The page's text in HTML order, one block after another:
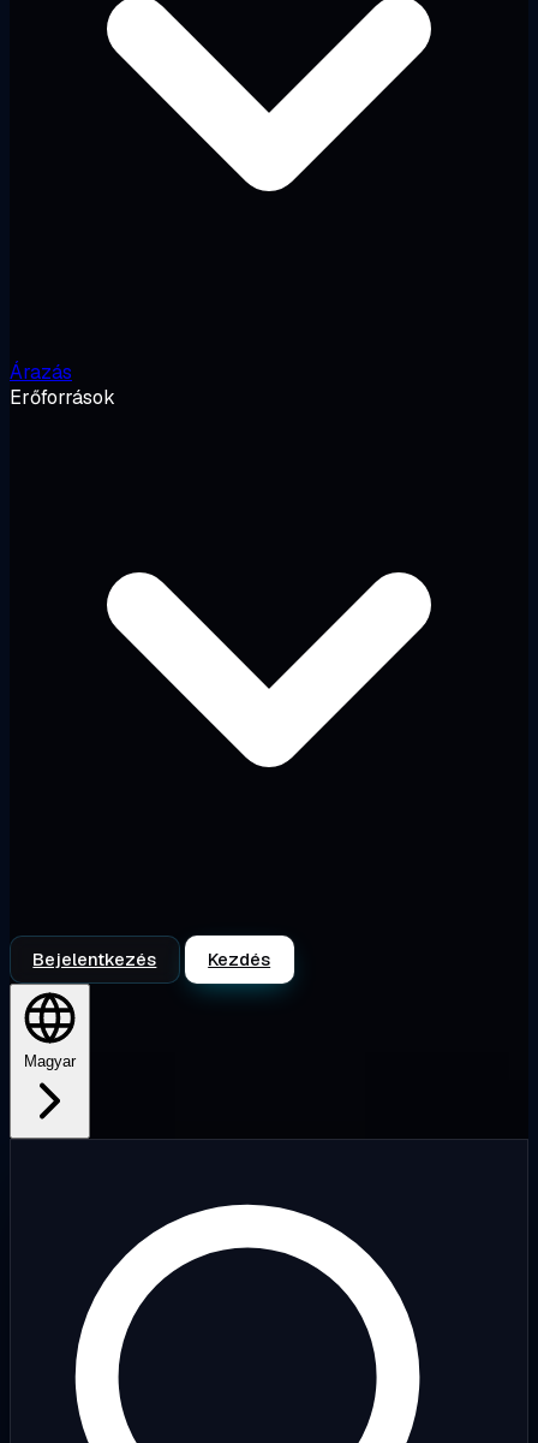
Árazás
Erőforrások
Bejelentkezés Kezdés
Magyar